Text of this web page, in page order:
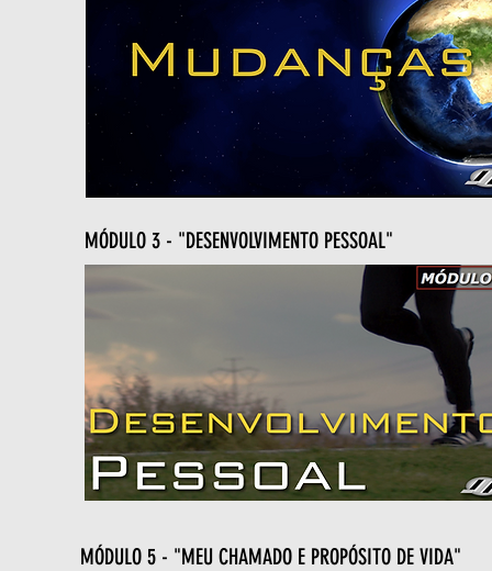
“Creio que um
moveres de Deus
no
MÓDULO 3 - "DESENVOLVIMENTO PESSOAL"
MÓDULO 5 - "MEU CHAMADO E PROPÓSITO DE VIDA"